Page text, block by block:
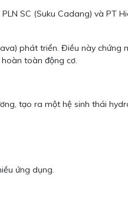
SC (Suku Cadang) và PT
phát triển. Điều này chứng
toàn động cơ.
tạo ra một hệ sinh thái
ứng dụng.